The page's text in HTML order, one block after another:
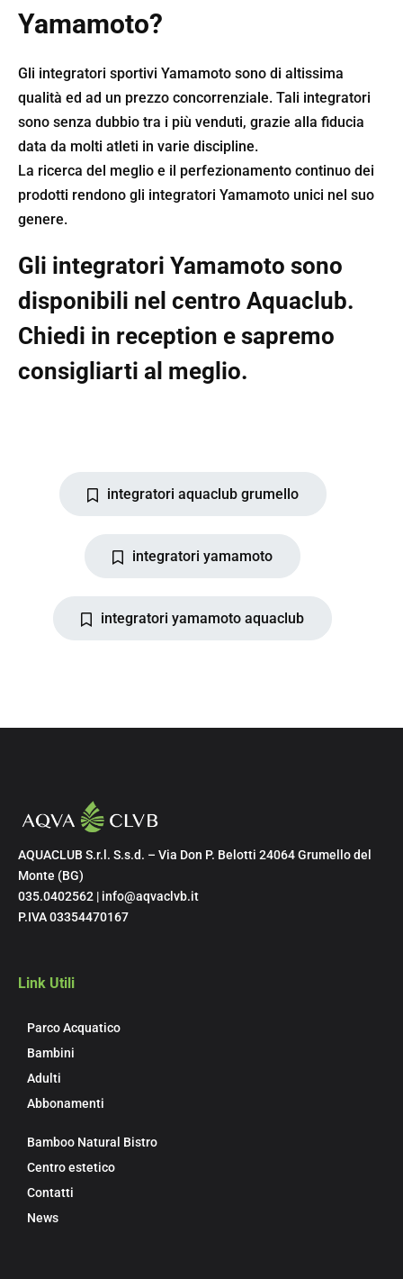
Yamamoto?
Gli integratori sportivi Yamamoto sono di altissima
qualità ed ad un prezzo concorrenziale. Tali integratori
sono senza dubbio tra i più venduti, grazie alla fiducia
data da molti atleti in varie discipline.
La ricerca del meglio e il perfezionamento continuo dei
prodotti rendono gli integratori Yamamoto unici nel suo
genere.
Gli integratori Yamamoto sono
disponibili nel centro Aquaclub.
Chiedi in reception e sapremo
consigliarti al meglio.
integratori aquaclub grumello
integratori yamamoto
integratori yamamoto aquaclub
AQUACLUB S.r.l. S.s.d. – Via Don P. Belotti 24064 Grumello del
Monte (BG)
035.0402562 | info@aqvaclvb.it
P.IVA 03354470167
Link Utili
Parco Acquatico
Bambini
Adulti
Abbonamenti
Bamboo Natural Bistro
Centro estetico
Contatti
News